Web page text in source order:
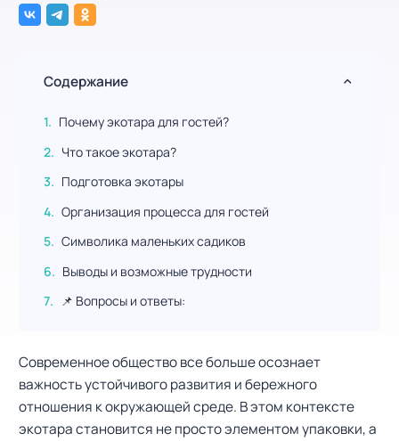
Современное общество все больше осознает
важность устойчивого развития и бережного
отношения к окружающей среде. В этом контексте
экотара становится не просто элементом упаковки, а
Содержание
Почему экотара для гостей?
Что такое экотара?
Подготовка экотары
Организация процесса для гостей
Символика маленьких садиков
Выводы и возможные трудности
📌 Вопросы и ответы: